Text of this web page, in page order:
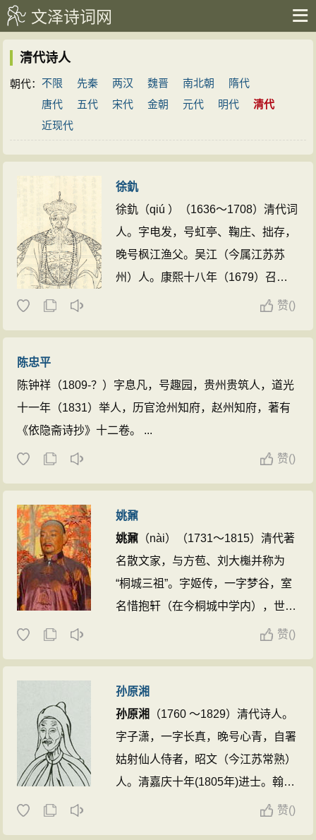
文泽诗词网
清代诗人
朝代：不限 先秦 两汉 魏晋 南北朝
隋代
唐代
五代 宋代 金朝 元代 明代
清代
近现代
徐釚
徐釚（qiú ）（1636～1708）清代词
人。字电发，号虹亭、鞠庄、拙存，
晚号枫江渔父。吴江（今属江苏苏
州）人。康熙十八年（1679）召试
博学鸿词，授翰林院检讨，入史馆纂
咏。康熙皇帝南巡，两次赐御书，诏
原官起用，不肯就。卒年七十三。...
赞()
陈忠平
陈钟祥（1809-？）字息凡，号趣园，贵州贵筑人，道光
十一年（1831）举人，历官沧州知府，赵州知府，著有
《依隐斋诗抄》十二卷。 ...
赞()
姚鼐
姚鼐 （nài）（1731～1815）清代著
名散文家，与方苞、刘大櫆并称为
“桐城三祖”。字姬传，一字梦谷，室
名惜抱轩（在今桐城中学内），世称
惜抱先生、姚惜抱，安徽桐城人。乾
十，辞官南归，先后主讲于扬州梅
花、江南紫阳、南京钟山等地书院四
十多年。著有《惜抱轩全集》等，曾
编选《古文辞类纂》。 ...
赞()
孙原湘
孙原湘
（1760 ～1829）清代诗人。
字子潇，一字长真，晚号心青，自署
姑射仙人侍者，昭文（今江苏常熟）
人。清嘉庆十年(1805年)进士。翰林
院庶吉士，充武英殿协修。不久得疾
赞()